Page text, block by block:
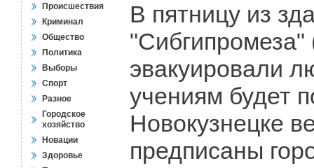
Происшествия
Криминал
Общество
Политика
Выборы
Спорт
Разное
Городское
хозяйство
Новации
Здоровье
В пятницу из
эвакуировали
учениям будет
Новокузнецке
предписаны